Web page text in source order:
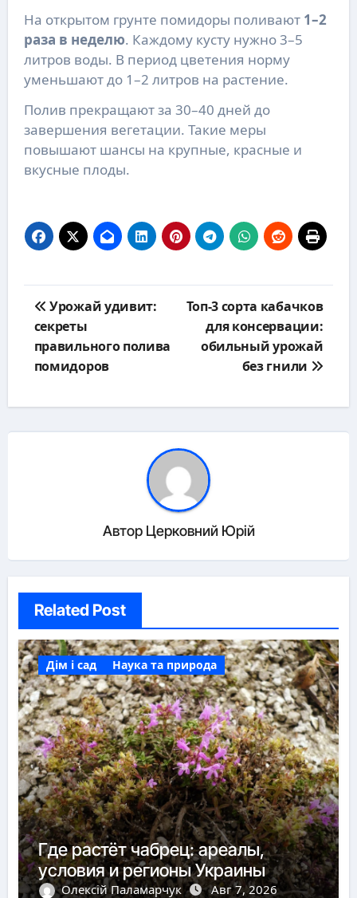
На открытом грунте помидоры поливают 1–2
раза в неделю. Каждому кусту нужно 3–5
литров воды. В период цветения норму
уменьшают до 1–2 литров на растение.
Полив прекращают за 30–40 дней до
завершения вегетации. Такие меры
повышают шансы на крупные, красные и
вкусные плоды.
по
записям
Урожай удивит:
секреты
правильного полива
помидоров
Топ-3 сорта кабачков
для консервации:
обильный урожай
без гнили
Автор Церковний Юрій
Related Post
Дім і сад Наука та природа
Где растёт чабрец: ареалы,
условия и регионы Украины
Олексій Паламарчук Авг 7, 2026